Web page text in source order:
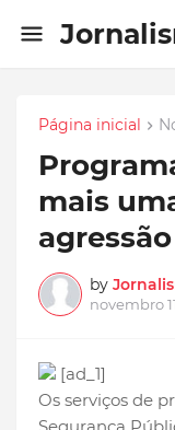
Página inicial
mais
by
novembro
[ad_1]
Os serviços de